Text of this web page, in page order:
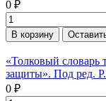
0 ₽
В корзину
«Толковый словарь
защиты». Под ред.
0 ₽